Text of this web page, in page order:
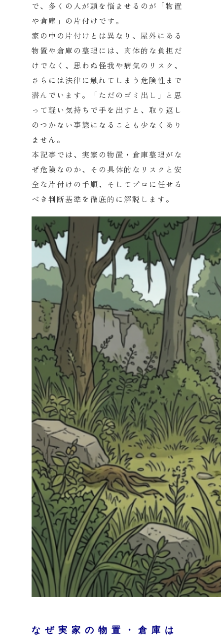
で、多くの人が頭を悩ませるのが「物置
や倉庫」の片付けです。
家の中の片付けとは異なり、屋外にある
物置や倉庫の整理には、肉体的な負担だ
けでなく、思わぬ怪我や病気のリスク、
さらには法律に触れてしまう危険性まで
潜んでいます。「ただのゴミ出し」と思
って軽い気持ちで手を出すと、取り返し
のつかない事態になることも少なくあり
ません。
本記事では、実家の物置・倉庫整理がな
ぜ危険なのか、その具体的なリスクと安
全な片付けの手順、そしてプロに任せる
べき判断基準を徹底的に解説します。
なぜ実家の物置・倉庫は